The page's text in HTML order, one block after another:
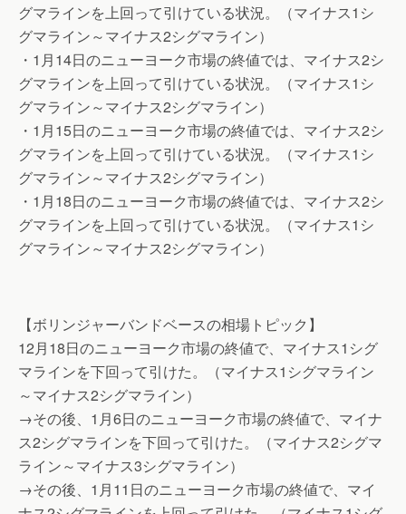
グマラインを上回って引けている状況。（マイナス1シ
グマライン～マイナス2シグマライン）
・1月14日のニューヨーク市場の終値では、マイナス2シ
グマラインを上回って引けている状況。（マイナス1シ
グマライン～マイナス2シグマライン）
・1月15日のニューヨーク市場の終値では、マイナス2シ
グマラインを上回って引けている状況。（マイナス1シ
グマライン～マイナス2シグマライン）
・1月18日のニューヨーク市場の終値では、マイナス2シ
グマラインを上回って引けている状況。（マイナス1シ
グマライン～マイナス2シグマライン）
【ボリンジャーバンドベースの相場トピック】
12月18日のニューヨーク市場の終値で、マイナス1シグ
マラインを下回って引けた。（マイナス1シグマライン
～マイナス2シグマライン）
→その後、1月6日のニューヨーク市場の終値で、マイナ
ス2シグマラインを下回って引けた。（マイナス2シグマ
ライン～マイナス3シグマライン）
→その後、1月11日のニューヨーク市場の終値で、マイ